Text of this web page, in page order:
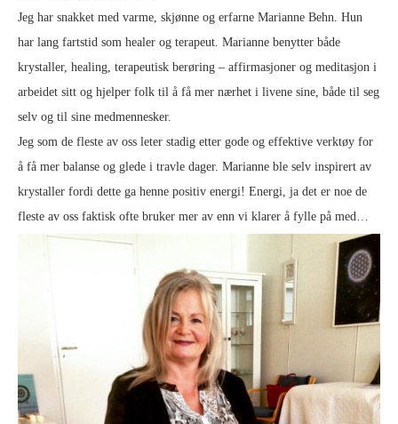
Jeg har snakket med varme, skjønne og erfarne Marianne Behn. Hun
har lang fartstid som healer og terapeut. Marianne benytter både
krystaller, healing, terapeutisk berøring – affirmasjoner og meditasjon i
arbeidet sitt og hjelper folk til å få mer nærhet i livene sine, både til seg
selv og til sine medmennesker.
Jeg som de fleste av oss leter stadig etter gode og effektive verktøy for
å få mer balanse og glede i travle dager. Marianne ble selv inspirert av
krystaller fordi dette ga henne positiv energi! Energi, ja det er noe de
fleste av oss faktisk ofte bruker mer av enn vi klarer å fylle på med…